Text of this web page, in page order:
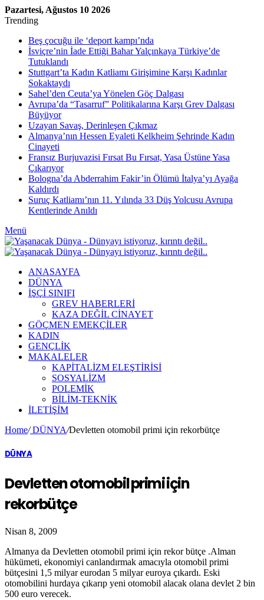
Pazartesi, Ağustos 10 2026
Trending
Beş çocuğu ile ‘deport kampı’nda
İsviçre’nin İade Ettiği Bahar Yalçınkaya Türkiye’de
Tutuklandı
Stuttgart’ta Kadın Katliamı Girişimine Karşı Kadınlar
Sokaktaydı
Sahel’den Ceuta’ya Yönelen Göç Dalgası
Avrupa’da “Tasarruf” Politikalarına Karşı Grev Dalgası
Büyüyor
Uzayan Savaş, Derinleşen Çıkmaz
Almanya’nın Hessen Eyaleti Kelkheim Şehrinde Kadın
Cinayeti
Fransız Burjuvazisi Fırsat Bu Fırsat, Yasa Üstüne Yasa
Çıkarıyor
Bologna’da Abderrahim Fakir’in Ölümü İtalya’yı Ayağa
Kaldırdı
Suruç Katliamı’nın 11. Yılında 33 Düş Yolcusu Avrupa
Kentlerinde Anıldı
Menü
ANASAYFA
DÜNYA
İŞÇİ SINIFI
GREV HABERLERİ
KAZA DEĞİL CİNAYET
GÖÇMEN EMEKÇİLER
KADIN
GENÇLİK
MAKALELER
KAPİTALİZM ELEŞTİRİSİ
SOSYALİZM
POLEMİK
BİLİM-TEKNİK
ILETIŞIM
Home/DÜNYA/Devletten otomobil primi için rekorbütçe
DÜNYA
Devletten otomobil primi için
rekorbütçe
Nisan 8, 2009
Almanya da Devletten otomobil primi için rekor bütçe .Alman
hükümeti, ekonomiyi canlandırmak amacıyla otomobil primi
bütçesini 1,5 milyar eurodan 5 milyar euroya çıkardı. Eski
otomobilini hurdaya çıkarıp yeni otomobil alacak olana devlet 2 bin
500 euro verecek.